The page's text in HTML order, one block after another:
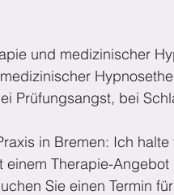
und medizinischer
Prüfungsangst, bei
in Bremen: Ich
Therapie-
Sie einen Termin